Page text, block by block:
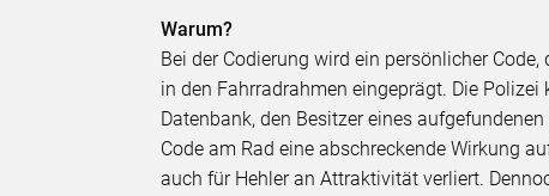
Warum?
Bei der Codierung wird ein persönlicher
in den Fahrradrahmen eingeprägt. Die
Datenbank, den Besitzer eines
Code am Rad eine abschreckende Wirkung
auch für Hehler an Attraktivität verliert.